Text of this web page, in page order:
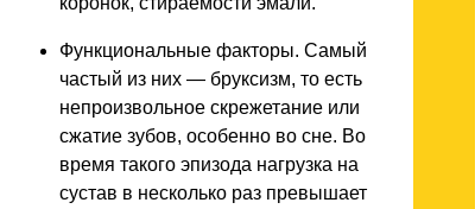
Функциональные факторы. Самый
частый из них — бруксизм, то есть
непроизвольное скрежетание или
сжатие зубов, особенно во сне. Во
время такого эпизода нагрузка на
сустав в несколько раз превышает